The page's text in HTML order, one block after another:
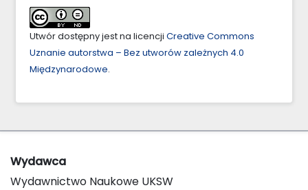
Utwór dostępny jest na licencji Creative Commons
Uznanie autorstwa – Bez utworów zależnych 4.0
Międzynarodowe.
Wydawca
Wydawnictwo Naukowe UKSW